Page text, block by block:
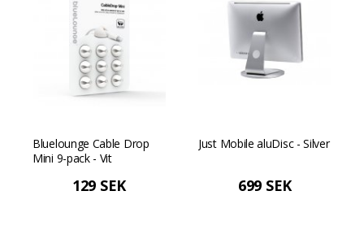
Bluelounge Cable Drop
Mini 9-pack - Vit
129 SEK
Just Mobile aluDisc - Silver
699 SEK